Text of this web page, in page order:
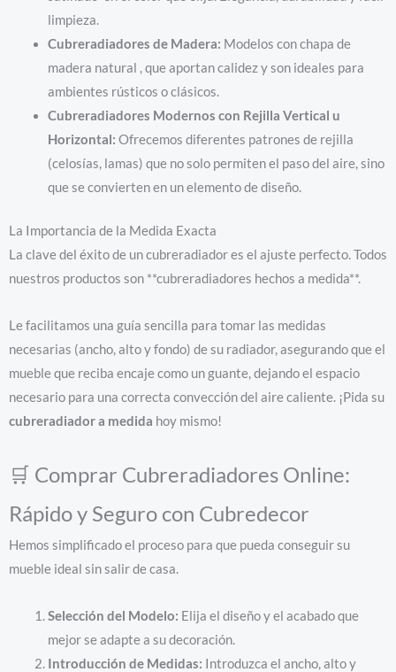
limpieza.
Cubreradiadores de Madera: Modelos con chapa de
madera natural , que aportan calidez y son ideales para
ambientes rústicos o clásicos.
Cubreradiadores Modernos con Rejilla Vertical u
Horizontal: Ofrecemos diferentes patrones de rejilla
(celosías, lamas) que no solo permiten el paso del aire, sino
que se convierten en un elemento de diseño.
La Importancia de la Medida Exacta
La clave del éxito de un cubreradiador es el ajuste perfecto. Todos
nuestros productos son **cubreradiadores hechos a medida**.
Le facilitamos una guía sencilla para tomar las medidas
necesarias (ancho, alto y fondo) de su radiador, asegurando que el
mueble que reciba encaje como un guante, dejando el espacio
necesario para una correcta convección del aire caliente. ¡Pida su
cubreradiador a medida hoy mismo!
🛒 Comprar Cubreradiadores Online:
Rápido y Seguro con Cubredecor
Hemos simplificado el proceso para que pueda conseguir su
mueble ideal sin salir de casa.
Selección del Modelo: Elija el diseño y el acabado que
mejor se adapte a su decoración.
Introducción de Medidas: Introduzca el ancho, alto y